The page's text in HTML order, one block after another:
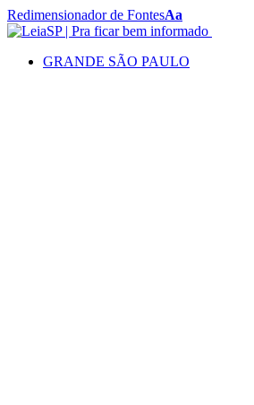
Redimensionador de FontesAa
GRANDE SÃO PAULO